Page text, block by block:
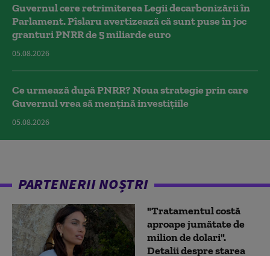
Guvernul cere retrimiterea Legii decarbonizării în
Parlament. Pîslaru avertizează că sunt puse în joc
granturi PNRR de 5 miliarde euro
05.08.2026
Ce urmează după PNRR? Noua strategie prin care
Guvernul vrea să mențină investițiile
05.08.2026
PARTENERII NOȘTRI
"Tratamentul costă
aproape jumătate de
milion de dolari".
Detalii despre starea